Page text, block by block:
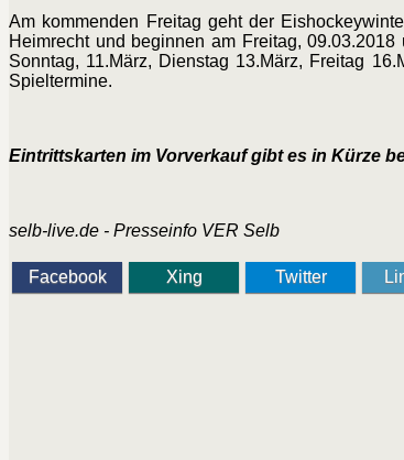
Am kommenden Freitag geht der
Heimrecht und beginnen am Freitag,
Sonntag, 11.März, Dienstag 13.März, Freitag
Spieltermine.
Eintrittskarten im Vorverkauf gibt es in Kürze
selb-live.de - Presseinfo VER Selb
Facebook Xing Twitter